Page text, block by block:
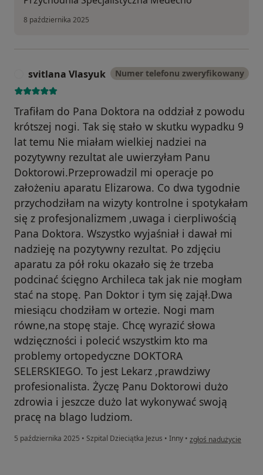
8 października 2025
svitlana Vlasyuk Numer telefonu zweryfikowany
Trafiłam do Pana Doktora na oddział z powodu
krótszej nogi. Tak się stało w skutku wypadku 9
lat temu Nie miałam wielkiej nadziei na
pozytywny rezultat ale uwierzyłam Panu
Doktorowi.Przeprowadzil mi operacje po
założeniu aparatu Elizarowa. Co dwa tygodnie
przychodziłam na wizyty kontrolne i spotykałam
się z profesjonalizmem ,uwaga i cierpliwością
Pana Doktora. Wszystko wyjaśniał i dawał mi
nadzieję na pozytywny rezultat. Po zdjęciu
aparatu za pół roku okazało się że trzeba
podcinać ścięgno Archileca tak jak nie mogłam
stać na stopę. Pan Doktor i tym się zajął.Dwa
miesiącu chodziłam w ortezie. Nogi mam
równe,na stopę staje. Chcę wyrazić słowa
wdzięczności i polecić wszystkim kto ma
problemy ortopedyczne DOKTORA
SELERSKIEGO. To jest Lekarz ,prawdziwy
profesionalista. Życzę Panu Doktorowi dużo
zdrowia i jeszcze dużo lat wykonywać swoją
pracę na blago ludziom.
5 października 2025 • Szpital Dzieciątka Jezus • Inny • w opinii użytkownika
zgłoś nadużycie